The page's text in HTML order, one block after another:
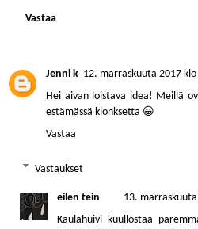
Vastaa
Jenni k 12. marraskuuta 2017
Hei aivan loistava idea! Meillä
estämässä klonksetta 😀
Vastaa
Vastaukset
eilen tein
13.
Kaulahuivi kuullostaa